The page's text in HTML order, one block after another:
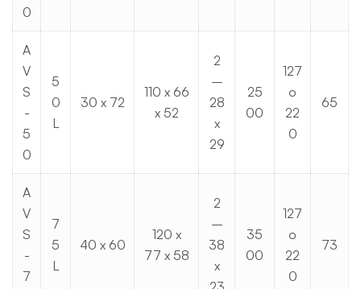
0
A
V
S
-
5
0
5
0
L
30 x 72
110 x 66
x 52
2
–
28
x
29
25
00
127
o
22
0
65
A
V
S
-
7
7
5
L
40 x 60
120 x
77 x 58
2
–
38
x
35
00
127
o
22
0
73